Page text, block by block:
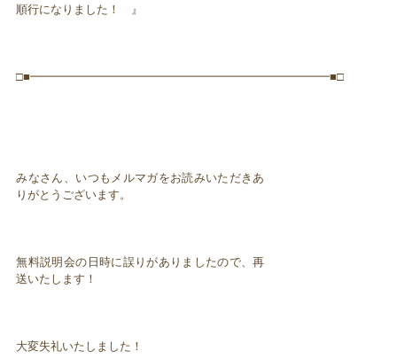
順行になりました！ 』
□■━━━━━━━━━━━━━━━━━━━━━━━━━━■□
みなさん、いつもメルマガをお読みいただきあ
りがとうございます。
無料説明会の日時に誤りがありましたので、再
送いたします！
大変失礼いたしました！